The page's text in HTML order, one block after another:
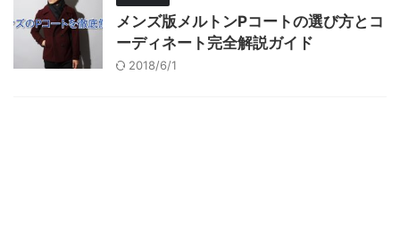
メンズ版メルトンPコートの選び方とコ
ーディネート完全解説ガイド
2018/6/1